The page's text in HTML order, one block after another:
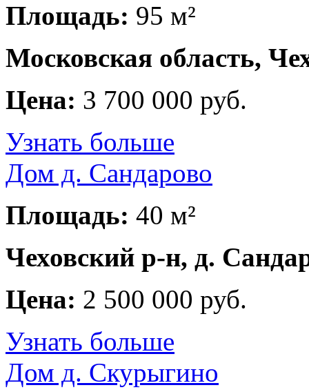
Площадь: 95 м²
Московская область,
Цена: 3 700 000 руб.
Узнать больше
Дом д. Сандарово
Площадь: 40 м²
Чеховский р-н, д.
Цена: 2 500 000 руб.
Узнать больше
Дом д. Скурыгино